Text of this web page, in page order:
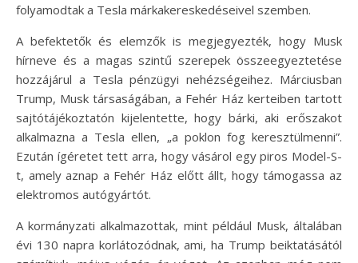
folyamodtak a Tesla márkakereskedéseivel szemben.
A befektetők és elemzők is megjegyezték, hogy Musk
hírneve és a magas szintű szerepek összeegyeztetése
hozzájárul a Tesla pénzügyi nehézségeihez. Márciusban
Trump, Musk társaságában, a Fehér Ház kerteiben tartott
sajtótájékoztatón kijelentette, hogy bárki, aki erőszakot
alkalmazna a Tesla ellen, „a poklon fog keresztülmenni”.
Ezután ígéretet tett arra, hogy vásárol egy piros Model-S-
t, amely aznap a Fehér Ház előtt állt, hogy támogassa az
elektromos autógyártót.
A kormányzati alkalmazottak, mint például Musk, általában
évi 130 napra korlátozódnak, ami, ha Trump beiktatásától